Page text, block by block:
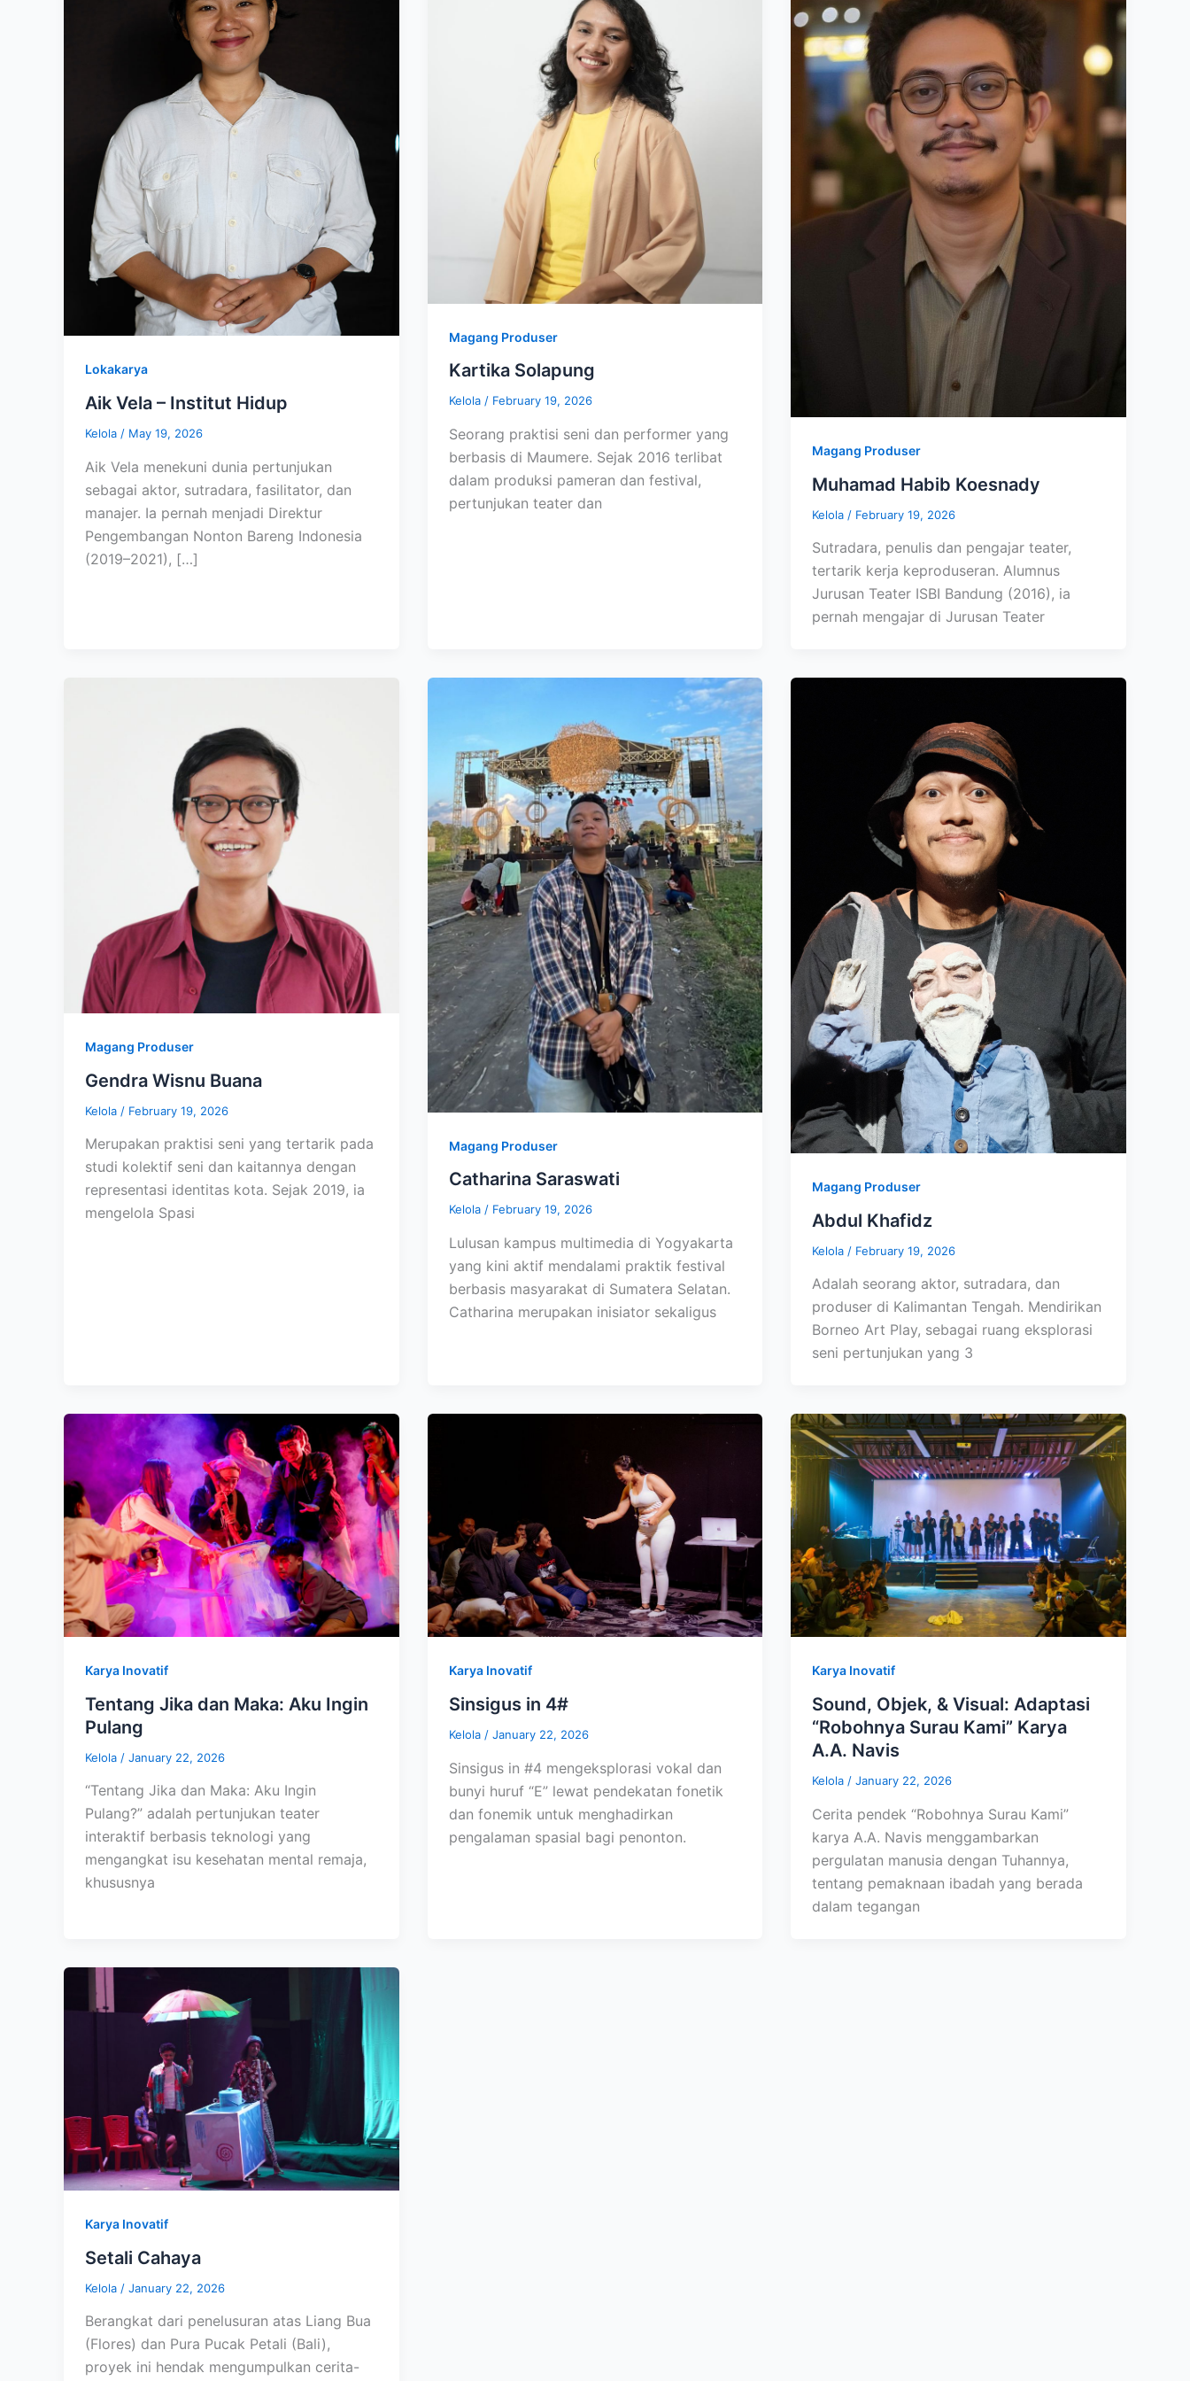
Lokakarya
Aik Vela – Institut Hidup
Kelola / May 19, 2026
Aik Vela menekuni dunia pertunjukan
sebagai aktor, sutradara, fasilitator, dan
manajer. Ia pernah menjadi Direktur
Pengembangan Nonton Bareng Indonesia
(2019–2021), […]
Magang Produser
Kartika Solapung
Kelola / February 19, 2026
Seorang praktisi seni dan performer yang
berbasis di Maumere. Sejak 2016 terlibat
dalam produksi pameran dan festival,
pertunjukan teater dan
Magang Produser
Muhamad Habib Koesnady
Kelola / February 19, 2026
Sutradara, penulis dan pengajar teater,
tertarik kerja keproduseran. Alumnus
Jurusan Teater ISBI Bandung (2016), ia
pernah mengajar di Jurusan Teater
Magang Produser
Gendra Wisnu Buana
Kelola / February 19, 2026
Merupakan praktisi seni yang tertarik pada
studi kolektif seni dan kaitannya dengan
representasi identitas kota. Sejak 2019, ia
mengelola Spasi
Magang Produser
Catharina Saraswati
Kelola / February 19, 2026
Lulusan kampus multimedia di Yogyakarta
yang kini aktif mendalami praktik festival
berbasis masyarakat di Sumatera Selatan.
Catharina merupakan inisiator sekaligus
Magang Produser
Abdul Khafidz
Kelola / February 19, 2026
Adalah seorang aktor, sutradara, dan
produser di Kalimantan Tengah. Mendirikan
Borneo Art Play, sebagai ruang eksplorasi
seni pertunjukan yang 3
Karya Inovatif
Tentang Jika dan Maka: Aku Ingin
Pulang
Kelola / January 22, 2026
“Tentang Jika dan Maka: Aku Ingin
Pulang?” adalah pertunjukan teater
interaktif berbasis teknologi yang
mengangkat isu kesehatan mental remaja,
khususnya
Karya Inovatif
Sinsigus in 4#
Kelola / January 22, 2026
Sinsigus in #4 mengeksplorasi vokal dan
bunyi huruf “E” lewat pendekatan fonetik
dan fonemik untuk menghadirkan
pengalaman spasial bagi penonton.
Karya Inovatif
Sound, Objek, & Visual: Adaptasi
“Robohnya Surau Kami” Karya
A.A. Navis
Kelola /January 22, 2026
Cerita pendek “Robohnya Surau Kami”
karya A.A. Navis menggambarkan
pergulatan manusia dengan Tuhannya,
tentang pemaknaan ibadah yang berada
dalam tegangan
Karya Inovatif
Setali Cahaya
Kelola / January 22, 2026
Berangkat dari penelusuran atas Liang Bua
(Flores) dan Pura Pucak Petali (Bali),
proyek ini hendak mengumpulkan cerita-